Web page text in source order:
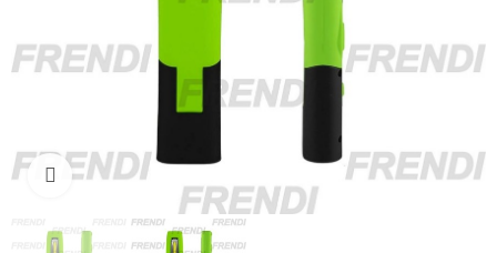
Click para agrandar